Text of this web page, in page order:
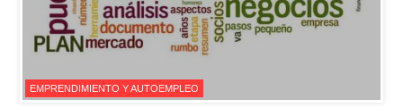
EMPRENDIMIENTO Y AUTOEMPLEO